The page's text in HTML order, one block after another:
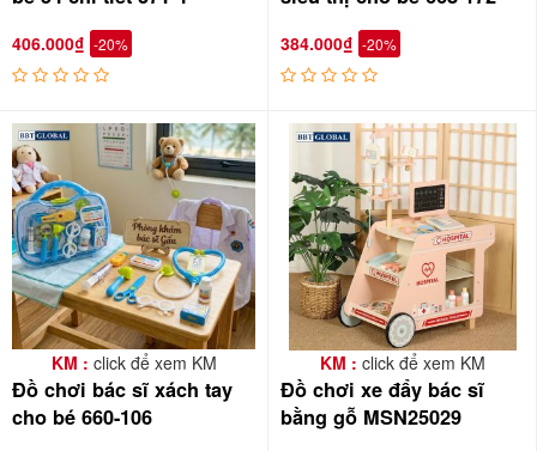
406.000₫ -20% 384.000₫ -20%
KM : click để xem KM
Đồ chơi bác sĩ xách tay
cho bé 660-106
KM : click để xem KM
Đồ chơi xe đẩy bác sĩ
bằng gỗ MSN25029